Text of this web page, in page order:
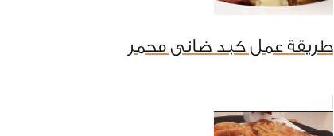
طريقة عمل كبد ضانى محمر